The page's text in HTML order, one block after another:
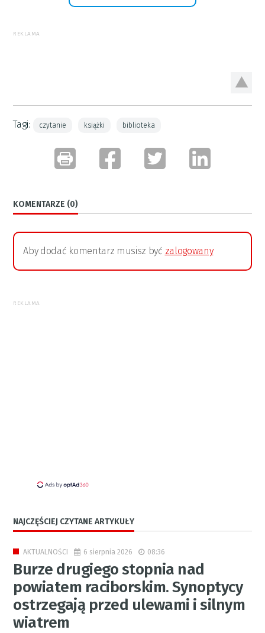
REKLAMA
Tagi: czytanie książki biblioteka
KOMENTARZE (0)
Aby dodać komentarz musisz być zalogowany
REKLAMA
NAJCZĘŚCIEJ CZYTANE ARTYKUŁY
AKTUALNOŚCI 6 sierpnia 2026 08:36
Burze drugiego stopnia nad
powiatem raciborskim. Synoptycy
ostrzegają przed ulewami i silnym
wiatrem